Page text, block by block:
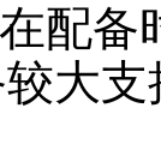
配
大